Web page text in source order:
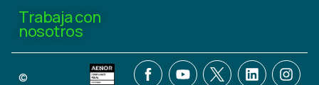
Trabaja con
nosotros
©